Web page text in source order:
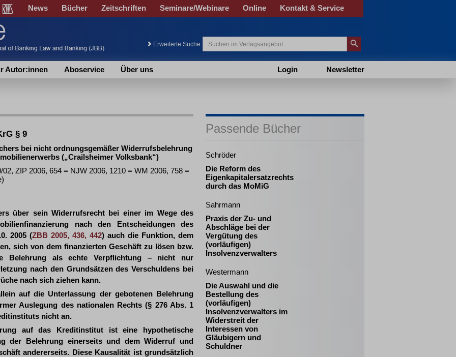
News Bücher Zeitschriften Seminare/Webinare Online Kontakt & Service
Erweiterte Suche
Autor:innen Aboservice Über uns Newsletter
Login
§ 9
bei nicht ordnungsgemäßer Widerrufsbelehrung
(„Crailsheimer Volksbank“)
ZIP 2006, 654 = NJW 2006, 1210 = WM 2006, 758 =
über sein Widerrufsrecht bei einer im Wege des
nach den Entscheidungen des
2005 (ZBB 2005, 436, 442) auch die Funktion, dem
sich von dem finanzierten Geschäft zu lösen bzw.
Belehrung als echte Verpflichtung – nicht nur
nach den Grundsätzen des Verschuldens bei
nach sich ziehen kann.
auf die Unterlassung der gebotenen Belehrung
Auslegung des nationalen Rechts (§ 276 Abs. 1
nicht an.
auf das Kreditinstitut ist eine hypothetische
der Belehrung einerseits und dem Widerruf und
andererseits. Diese Kausalität ist grundsätzlich
Passende Bücher
Schröder
Die Reform des
Eigenkapitalersatzrechts
durch das MoMiG
Sahrmann
Praxis der Zu- und
Abschläge bei der
Vergütung des
(vorläufigen)
Insolvenzverwalters
Westermann
Die Auswahl und die
Bestellung des
(vorläufigen)
Insolvenzverwalters im
Widerstreit der
Interessen von
Gläubigern und
Schuldner